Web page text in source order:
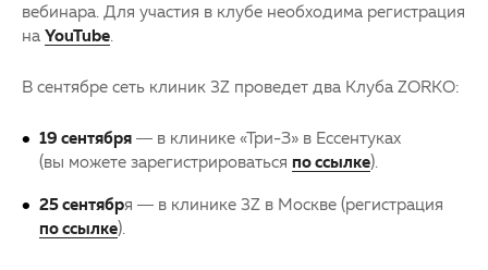
вебинара. Для участия в клубе необходима регистрация
на YouTube.
В сентябре сеть клиник 3Z проведет два Клуба ZORKO:
19 сентября — в клинике «Три-З» в Ессентуках
(вы можете зарегистрироваться по ссылке).
25 сентября — в клинике 3Z в Москве (регистрация
по ссылке).